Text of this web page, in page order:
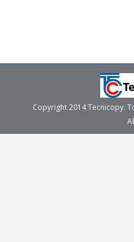
Copyright 2014 Tecnicopy.